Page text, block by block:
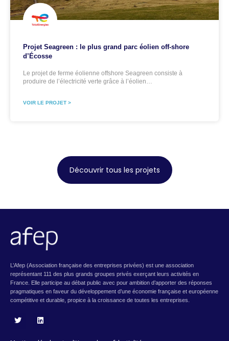
Projet Seagreen : le plus grand parc éolien off-shore
d’Écosse
Le projet de ferme éolienne offshore Seagreen consiste à
produire de l’électricité verte grâce à l’éolien…
VOIR LE PROJET >
Découvrir tous les projets
L’Afep (Association française des entreprises privées) est une association
représentant 111 des plus grands groupes privés exerçant leurs activités en
France. Elle participe au débat public avec pour ambition d’apporter des réponses
pragmatiques en faveur du développement d’une économie française et européenne
compétitive et durable, propice à la croissance de toutes les entreprises.